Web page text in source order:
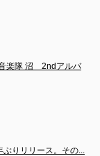
楽隊 沼　2ndアルバ
ぶりリリース。その...